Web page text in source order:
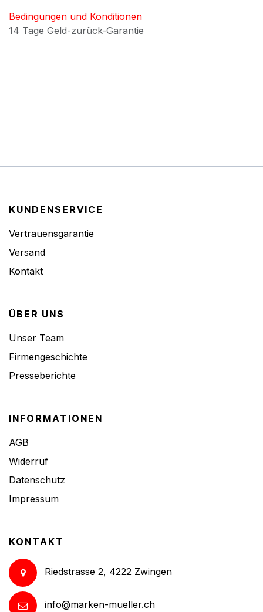
Bedingungen und Konditionen
14 Tage Geld-zurück-Garantie
KUNDENSERVICE
Vertrauensgarantie
Versand
Kontakt
ÜBER UNS
Unser Team
Firmengeschichte
Presseberichte
INFORMATIONEN
AGB
Widerruf
Datenschutz
Impressum
KONTAKT
Riedstrasse 2, 4222 Zwingen
info@marken-mueller.ch